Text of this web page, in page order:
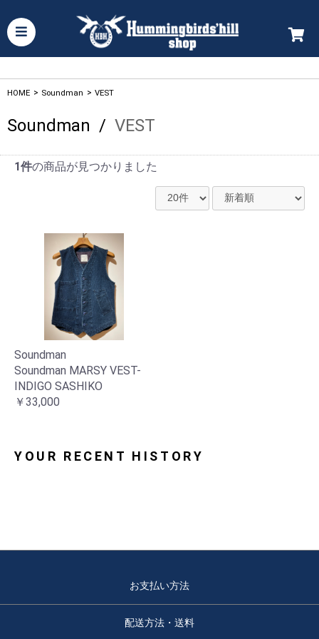
HOME > Soundman > VEST
Soundman / VEST
1件の商品が見つかりました
Soundman
Soundman MARSY VEST-
INDIGO SASHIKO
￥33,000
お買い物を続ける
YOUR RECENT HISTORY
お支払い方法
配送方法・送料